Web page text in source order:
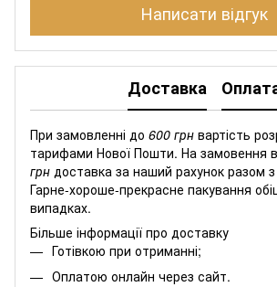
Написати відгук
Доставка
При замовленні до 600 грн вартість
тарифами Нової Пошти. На замовення
грн доставка за наший рахунок разом
Гарне-хороше-прекрасне пакування
випадках.
Більше інформації про доставку
Готівкою при отриманні;
Оплатою онлайн через сайт.